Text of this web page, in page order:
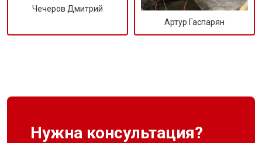
Чечеров Дмитрий
Артур Гаспарян
Нужна консультация?